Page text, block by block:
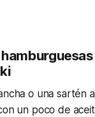
o una sartén
un poco de